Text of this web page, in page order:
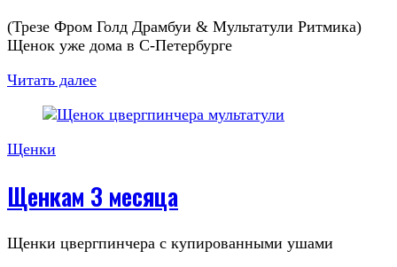
(Трезе Фром Голд Драмбуи & Мультатули Ритмика)
Щенок уже дома в С-Петербурге
Читать далее
Щенки
Щенкам 3 месяца
Щенки цвергпинчера с купированными ушами